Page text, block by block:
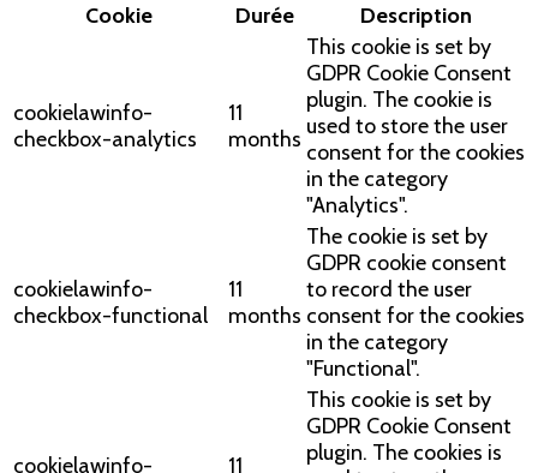
Cookie
Durée Description
cookielawinfo-
checkbox-analytics
11
months
This cookie is set by
GDPR Cookie Consent
plugin. The cookie is
used to store the user
consent for the cookies
in the category
"Analytics".
cookielawinfo-
checkbox-functional
11
months
The cookie is set by
GDPR cookie consent
to record the user
consent for the cookies
in the category
"Functional".
cookielawinfo- 11
This cookie is set by
GDPR Cookie Consent
plugin. The cookies is